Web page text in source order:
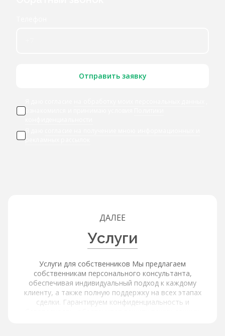
Отправить заявку
ознакомился и принимаю условия
Я даю
рекламных рассылок
ДАЛЕЕ
Услуги
Услуги для собственников Мы предлагаем
собственникам персонального консультанта,
обеспечивая индивидуальный подход к каждому
клиенту, а также полную поддержку на всех этапах
сделки. Гарантируем конфиденциальность и